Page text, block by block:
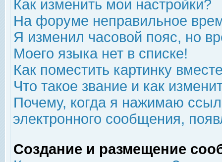
Как изменить мои настройки?
На форуме неправильное
Я изменил часовой пояс, но
Моего языка нет в списке!
Как поместить картинку
Что такое звание и как
Почему, когда я нажимаю
электронного сообщения,
Создание и размещение